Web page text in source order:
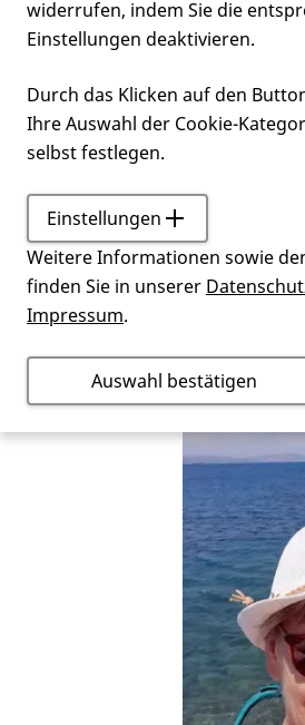
widerrufen, indem Sie die
Einstellungen deaktivieren.
Durch das Klicken auf den
Ihre Auswahl der Cookie-
selbst festlegen.
Einstellungen
Weitere Informationen sowie
finden Sie in unserer
Impressum.
Auswahl bestätigen